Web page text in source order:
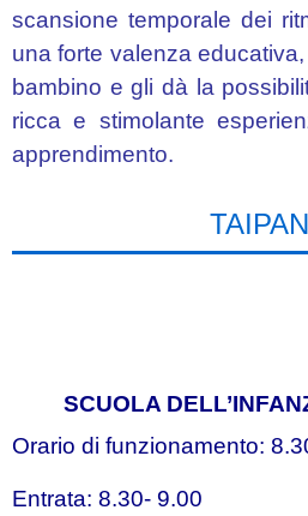
scansione temporale dei
una forte valenza
bambino e gli dà la
ricca e stimolante
apprendimento.
SCUOLA
Orario di funzionamento:
Entrata: 8.30- 9.00